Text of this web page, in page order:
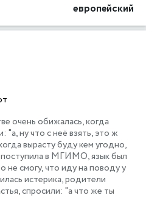
европейский
очень обижалась, когда
"а, ну что с неё взять, это ж
вырасту буду кем угодно,
поступила в МГИМО, язык был
не смогу, что иду на поводу у
истерика, родители
спросили: "а что же ты